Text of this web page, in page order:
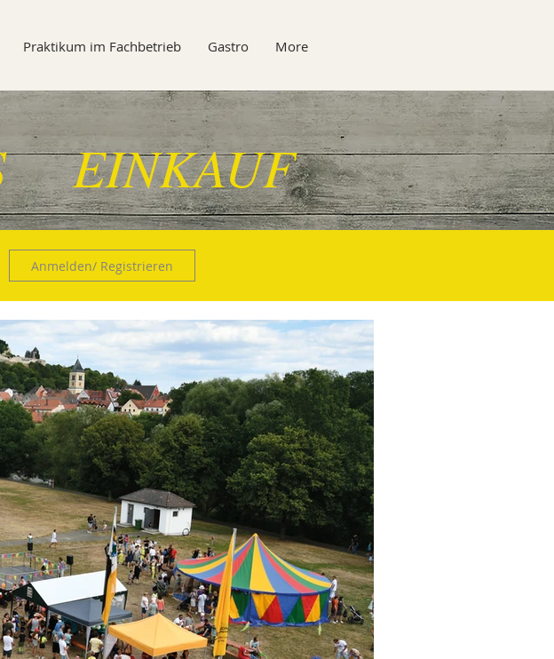
Praktikum im Fachbetrieb Gastro More
EINKAUF
Anmelden/ Registrieren